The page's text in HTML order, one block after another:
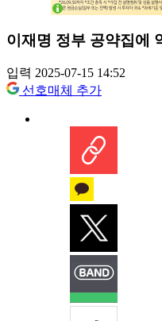
이재명 정부 공약집에
입력 2025-07-15 14:52
선호매체 추가